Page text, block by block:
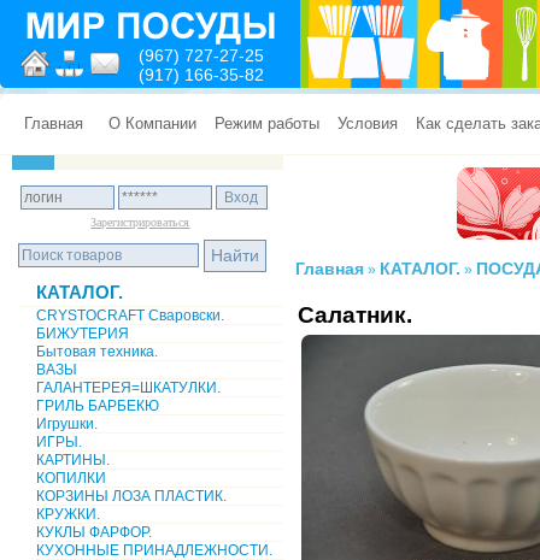
(967) 727-27-25
(917) 166-35-82
Главная О Компании Режим работы Условия Как сделать
Зарегистрироваться
КАТАЛОГ.
CRYSTOCRAFT Сваровски.
БИЖУТЕРИЯ
Бытовая техника.
ВАЗЫ
ГАЛАНТЕРЕЯ=ШКАТУЛКИ.
ГРИЛЬ БАРБЕКЮ
Игрушки.
ИГРЫ.
КАРТИНЫ.
КОПИЛКИ
КОРЗИНЫ ЛОЗА ПЛАСТИК.
КРУЖКИ.
КУКЛЫ ФАРФОР.
КУХОННЫЕ ПРИНАДЛЕЖНОСТИ.
Главная » КАТАЛОГ. »
Салатник.